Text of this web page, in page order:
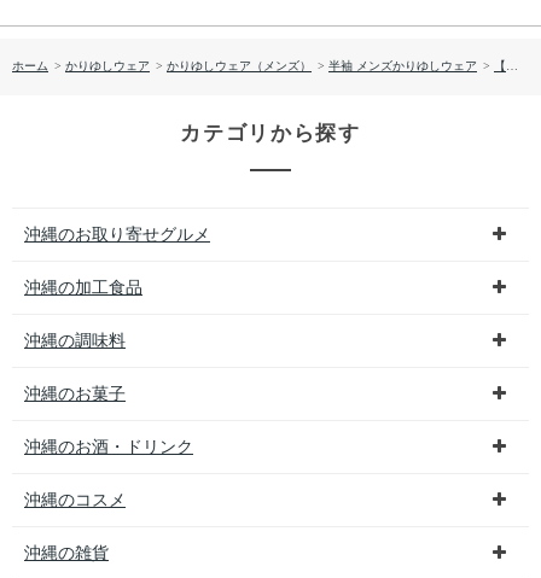
ホーム > かりゆしウェア > かりゆしウェア（メンズ） > 半袖 メンズかりゆしウェア > 【送料無料】首里織－壱 柄 かりゆしウェアP-GTS01013S
カテゴリから探す
沖縄のお取り寄せグルメ
沖縄の加工食品
沖縄の調味料
沖縄のお菓子
沖縄のお酒・ドリンク
沖縄のコスメ
沖縄の雑貨